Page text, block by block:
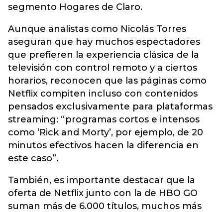
segmento Hogares de Claro.
Aunque analistas como Nicolás Torres
aseguran que hay muchos espectadores
que prefieren la experiencia clásica de la
televisión con control remoto y a ciertos
horarios, reconocen que las páginas como
Netflix compiten incluso con contenidos
pensados exclusivamente para plataformas
streaming: “programas cortos e intensos
como ‘Rick and Morty’, por ejemplo, de 20
minutos efectivos hacen la diferencia en
este caso”.
También, es importante destacar que la
oferta de Netflix junto con la de HBO GO
suman más de 6.000 títulos, muchos más